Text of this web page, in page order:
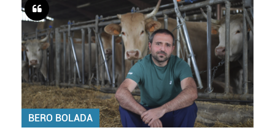
BERO BOLADA